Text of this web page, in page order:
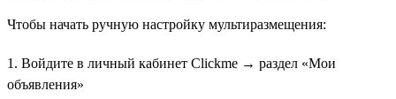
Чтобы начать ручную настройку мультиразмещения:
1. Войдите в личный кабинет Clickme → раздел «Мои
объявления»